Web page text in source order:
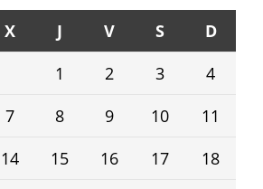
X J V S
D
1
2 3
4
7 8 9 10
11
14 15 16 17
18